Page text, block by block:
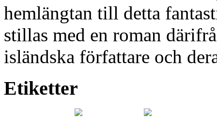
hemlängtan till detta
stillas med en roman
isländska författare och
Etiketter